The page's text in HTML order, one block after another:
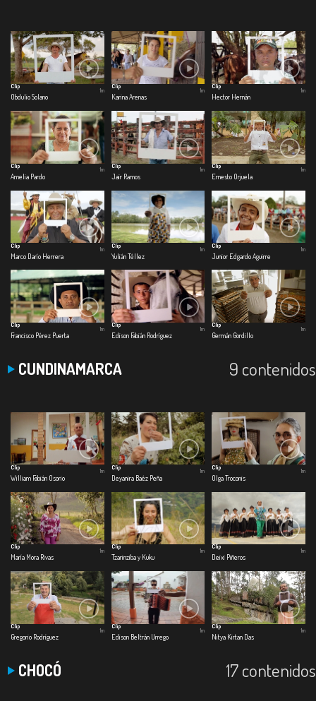
Clip
Obdulio Solano
1m
Clip
Karina Arenas
1m
Clip
Hector Hernán
1m
Clip
Amelia Pardo
1m
Clip
Jair Ramos
1m
Clip
Ernesto Orjuela
1m
Clip
Marco Darío Herrera
1m
Clip
Yulián Téllez
1m
Clip
Junior Edgardo Aguirre
1m
Clip
Francisco Pérez Puerta
1m
Clip
Edison Fabián Rodríguez
1m
Clip
Germán Gordillo
1m
CUNDINAMARCA 9 contenidos
Clip
William Fabián Osorio
1m
Clip
Deyanira Baéz Peña
1m
Clip
Olga Troconis
1m
Clip
María Mora Rivas
1m
Clip
Tzarinziba y Kuku
1m
Clip
Deixi Piñeros
1m
Clip
Gregorio Rodríguez
1m
Clip
Edison Beltrán Urrego
1m
Clip
Nitya Kirtan Das
1m
CHOCÓ 17 contenidos